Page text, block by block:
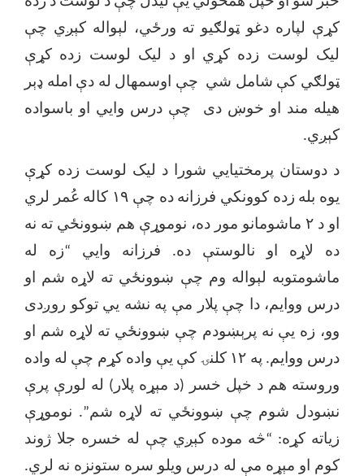
کړې لپاره دغو ټولګیو ته ورځي، لېواله کېږي چې
لیک لوست زده کړي او د لیک لوست زده کړې
ټولګي کې شامل شي چې اوسمهال له دې امله ډېر
هیله مند او خوښ دی چې درس وایي او باسواده
کېږي.
د دوستان پرمختیایي شورا د لیک لوست زده کړې
یوه بله زده کوونکي فرزانه ده چې ۱۹ کاله عُمر لري
او د ۲ ماشومانو مور ده، نوموړې هم ښوونځي ته نه
ده لاړه او نالوستې ده. فرزانه وایي
“زه له
ماشومتوبه لېواله وم چې ښوونځي ته لاړه شم او
درس ووایم، دا چې پلار مې په نشه یي توکو روږدی
وو، زه یې نه پرېښودم چې ښوونځي ته لاړه شم او
درس ووایم. په ۱۲ کلنۍ کې یې واده کړم چې له واده
وروسته هم د خپل خسر (د مېړه پلار) له لورې پرې
نښودل شوم چې ښوونځي ته لاړه شم”. نوموړې
زیاته کړه: “څه موده کېږي چې له خسره جلا ژوند
کوم او مېړه مې له درس ویلو سره ستونزه نه لري.